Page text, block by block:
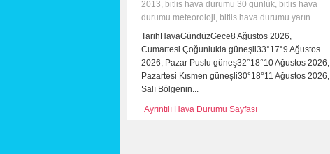
2013, bitlis hava durumu 30 günlük, bitlis hava
durumu meteoroloji, bitlis hava durumu yarın
TarihHavaGündüzGece8 Ağustos 2026,
Cumartesi Çoğunlukla güneşli33°17°9 Ağustos
2026, Pazar Puslu güneş32°18°10 Ağustos 2026,
Pazartesi Kısmen güneşli30°18°11 Ağustos 2026,
Salı Bölgenin...
Ayrıntılı Hava Durumu Sayfası